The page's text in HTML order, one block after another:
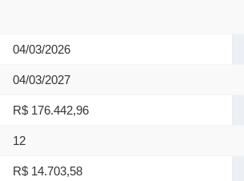
04/03/2026
04/03/2027
R$ 176.442,96
12
R$ 14.703,58